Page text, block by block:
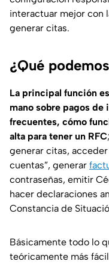
interactuar mejor con
generar citas.
¿Qué
La principal función
mano sobre pagos de
frecuentes, cómo
alta para tener un RFC
generar citas,
cuentas”, generar
contraseñas, emitir
hacer declaraciones
Constancia de
Básicamente todo lo
teóricamente más